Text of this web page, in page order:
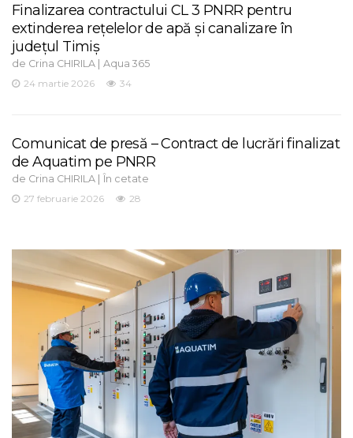
Finalizarea contractului CL 3 PNRR pentru
extinderea rețelelor de apă și canalizare în
județul Timiș
de Crina CHIRILA | Aqua 365
24 martie 2026
34
Comunicat de presă – Contract de lucrări finalizat
de Aquatim pe PNRR
de Crina CHIRILA | În cetate
27 februarie 2026
28